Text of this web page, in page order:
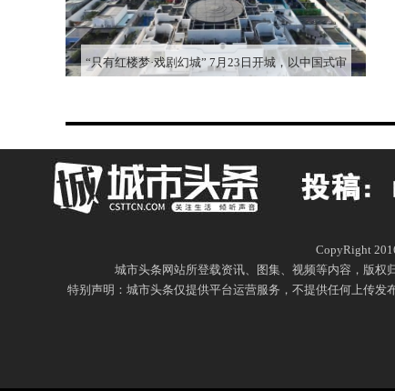
“只有红楼梦·戏剧幻城” 7月23日开城，以中国式审
CopyRight
城市头条网站所登载资讯、图集、视频等内容，版权
特别声明：城市头条仅提供平台运营服务，不提供任何上传发